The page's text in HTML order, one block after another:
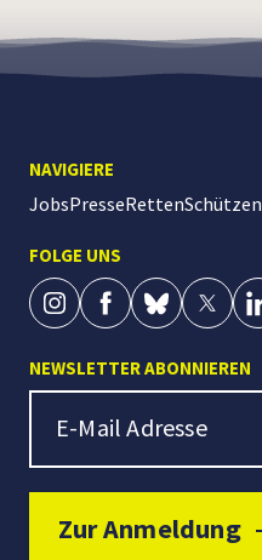
NAVIGIERE
JobsPresseRettenSchützen
FOLGE UNS
NEWSLETTER ABONNIEREN
Newsletter Signup
E-Mail Adresse
Zur Anmeldung